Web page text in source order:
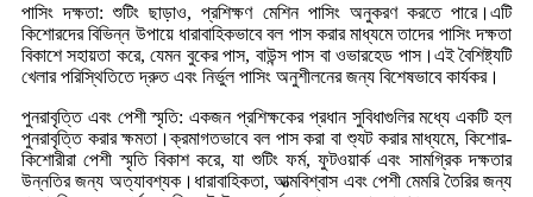
পাসিং দক্ষতা: শুটিং ছাড়াও, প্রশিক্ষণ মেশিন পাসিং অনুকরণ করতে পারে।এটি
কিশোরদের বিভিন্ন উপায়ে ধারাবাহিকভাবে বল পাস করার মাধ্যমে তাদের পাসিং দক্ষতা
বিকাশে সহায়তা করে, যেমন বুকের পাস, বাউন্স পাস বা ওভারহেড পাস।এই বৈশিষ্ট্যটি
খেলার পরিস্থিতিতে দ্রুত এবং নির্ভুল পাসিং অনুশীলনের জন্য বিশেষভাবে কার্যকর।
পুনরাবৃত্তি এবং পেশী স্মৃতি: একজন প্রশিক্ষকের প্রধান সুবিধাগুলির মধ্যে একটি হল
পুনরাবৃত্তি করার ক্ষমতা।ক্রমাগতভাবে বল পাস করা বা শ্যুট করার মাধ্যমে, কিশোর-
কিশোরীরা পেশী স্মৃতি বিকাশ করে, যা শুটিং ফর্ম, ফুটওয়ার্ক এবং সামগ্রিক দক্ষতার
উন্নতির জন্য অত্যাবশ্যক।ধারাবাহিকতা, আত্মবিশ্বাস এবং পেশী মেমরি তৈরির জন্য